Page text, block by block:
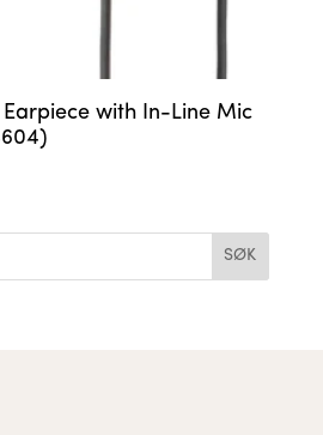
with In-Line Mic
SØK